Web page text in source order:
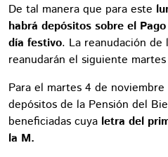
De tal manera que para este
habrá depósitos sobre el
día festivo. La reanudación de
reanudarán el siguiente
Para el martes 4 de
depósitos de la Pensión del
beneficiadas cuya letra del
la M.